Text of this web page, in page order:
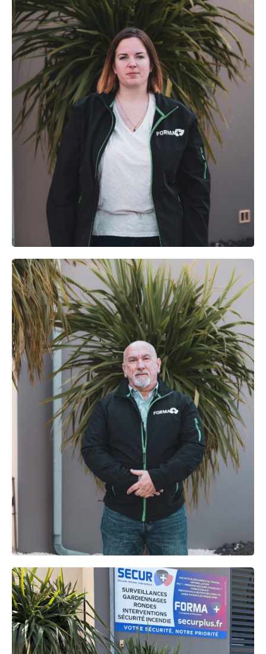
AMANDINE
MEGRET
Direction administrative et référente
Handicap
OLIVIER
LAURENT
Formateur indépendant